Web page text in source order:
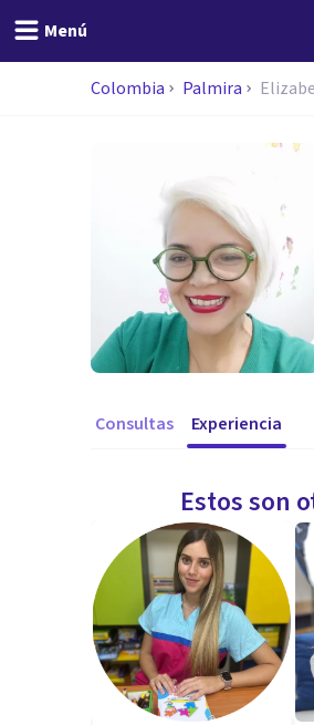
Menú
Colombia Palmira
Consultas Experiencia
Estos son